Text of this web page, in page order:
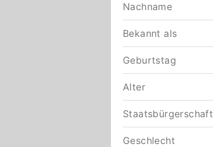
Nachname
Bekannt als
Geburtstag
Alter
Staatsbürgerschaft
Geschlecht